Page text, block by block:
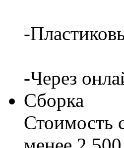
-
-Через
Сборка
Стоимость